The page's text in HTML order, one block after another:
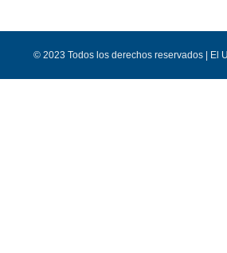
© 2023 Todos los derechos reservados | El